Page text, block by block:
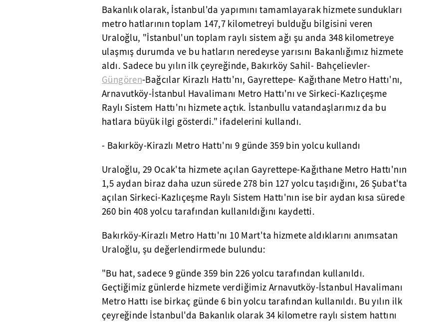
Bakanlık olarak, İstanbul'da yapımını tamamlayarak hizmete sundukları
metro hatlarının toplam 147,7 kilometreyi bulduğu bilgisini veren
Uraloğlu, "İstanbul'un toplam raylı sistem ağı şu anda 348 kilometreye
ulaşmış durumda ve bu hatların neredeyse yarısını Bakanlığımız hizmete
aldı. Sadece bu yılın ilk çeyreğinde, Bakırköy Sahil- Bahçelievler-
Güngören-Bağcılar Kirazlı Hattı'nı, Gayrettepe- Kağıthane Metro Hattı'nı,
Arnavutköy-İstanbul Havalimanı Metro Hattı'nı ve Sirkeci-Kazlıçeşme
Raylı Sistem Hattı'nı hizmete açtık. İstanbullu vatandaşlarımız da bu
hatlara büyük ilgi gösterdi." ifadelerini kullandı.
- Bakırköy-Kirazlı Metro Hattı'nı 9 günde 359 bin yolcu kullandı
Uraloğlu, 29 Ocak'ta hizmete açılan Gayrettepe-Kağıthane Metro Hattı'nın
1,5 aydan biraz daha uzun sürede 278 bin 127 yolcu taşıdığını, 26 Şubat'ta
açılan Sirkeci-Kazlıçeşme Raylı Sistem Hattı'nın ise bir aydan kısa sürede
260 bin 408 yolcu tarafından kullanıldığını kaydetti.
Bakırköy-Kirazlı Metro Hattı'nı 10 Mart'ta hizmete aldıklarını anımsatan
Uraloğlu, şu değerlendirmede bulundu:
"Bu hat, sadece 9 günde 359 bin 226 yolcu tarafından kullanıldı.
Geçtiğimiz günlerde hizmete verdiğimiz Arnavutköy-İstanbul Havalimanı
Metro Hattı ise birkaç günde 6 bin yolcu tarafından kullanıldı. Bu yılın ilk
çeyreğinde İstanbul'da Bakanlık olarak 34 kilometre raylı sistem hattını